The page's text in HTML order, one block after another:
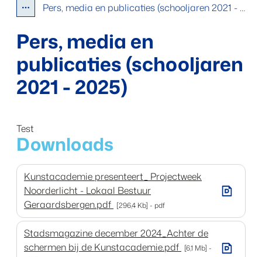
Toon alle broodkruimel items
Pers, media en publicaties (schooljaren 2021 - 2025)
Pers, media en
publicaties (schooljaren
2021 - 2025)
Test
Downloads
Kunstacademie presenteert_ Projectweek
Noorderlicht - Lokaal Bestuur
Geraardsbergen.pdf
296,4 Kb pdf
Stadsmagazine december 2024_Achter de
schermen bij de Kunstacademie.pdf
6,1 Mb